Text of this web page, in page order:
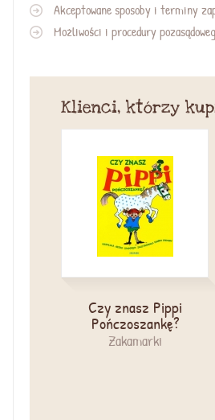
Akceptowane sposoby i terminy
Możliwości i procedury
Klienci, którzy
Czy znasz Pippi
Pończoszankę?
Zakamarki